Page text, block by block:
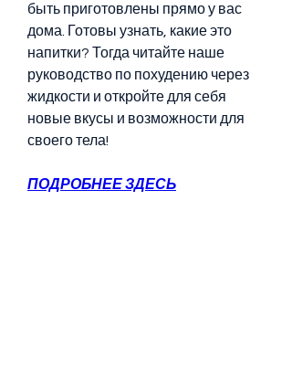
быть приготовлены прямо у вас
дома. Готовы узнать, какие это
напитки? Тогда читайте наше
руководство по похудению через
жидкости и откройте для себя
новые вкусы и возможности для
своего тела!
ПОДРОБНЕЕ ЗДЕСЬ